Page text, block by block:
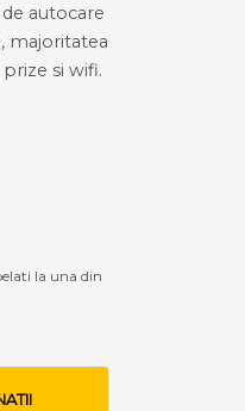
autocare
majoritatea
si wifi.
la una din